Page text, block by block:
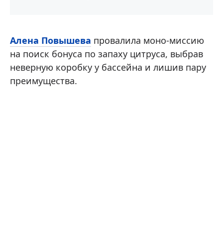
Алена Повышева провалила моно-миссию
на поиск бонуса по запаху цитруса, выбрав
неверную коробку у бассейна и лишив пару
преимущества.